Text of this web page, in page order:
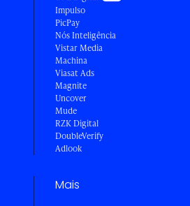
Impulso
PicPay
Nós Inteligência
Vistar Media
Machina
Viasat Ads
Magnite
Uncover
Mude
RZK Digital
DoubleVerify
Adlook
Mais